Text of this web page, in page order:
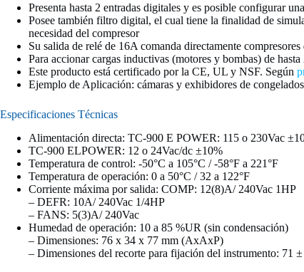
Presenta hasta 2 entradas digitales y es posible configurar
Posee también filtro digital, el cual tiene la finalidad de
necesidad del compresor
Su salida de relé de 16A comanda directamente
Para accionar cargas inductivas (motores y bombas) de
Este producto está certificado por la CE, UL y NSF. Según
Ejemplo de Aplicación: cámaras y exhibidores de
Especificaciones Técnicas
Alimentación directa: TC-900 E POWER: 115 o 230Vac
TC-900 ELPOWER: 12 o 24Vac/dc ±10%
Temperatura de control: -50°C a 105°C / -58°F a 221°F
Temperatura de operación: 0 a 50°C / 32 a 122°F
Corriente máxima por salida: COMP: 12(8)A/ 240Vac 1HP
– DEFR: 10A/ 240Vac 1/4HP
– FANS: 5(3)A/ 240Vac
Humedad de operación: 10 a 85 %UR (sin condensación)
– Dimensiones: 76 x 34 x 77 mm (AxAxP)
– Dimensiones del recorte para fijación del instrumento: 71